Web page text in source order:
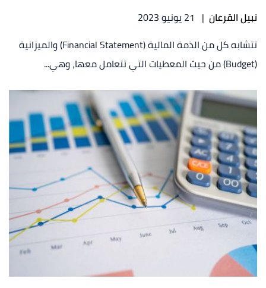
نبيل القرعان | 21 يونيو 2023
تتشابه كل من الذمة المالية (Financial Statement) والميزانية
(Budget) من حيث المعطيات التي تتعامل معها، وهي...